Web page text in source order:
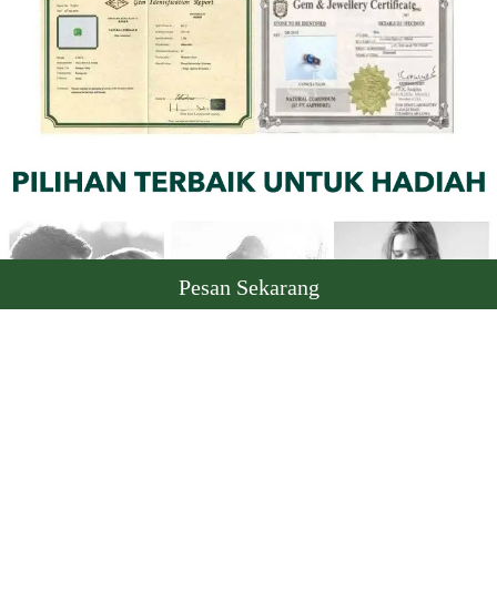
Pesan Sekarang